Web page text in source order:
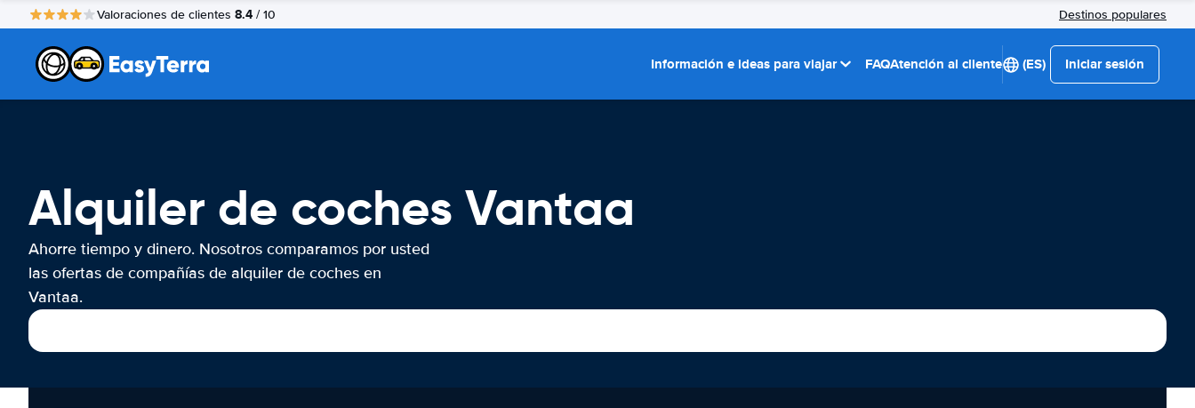
Valoraciones de clientes 8.4 / 10 Destinos populares
Información e ideas para viajar FAQAtención al cliente (ES) Iniciar sesión
Alquiler de coches Vantaa
Ahorre tiempo y dinero. Nosotros comparamos por usted
las ofertas de compañías de alquiler de coches en
Vantaa.